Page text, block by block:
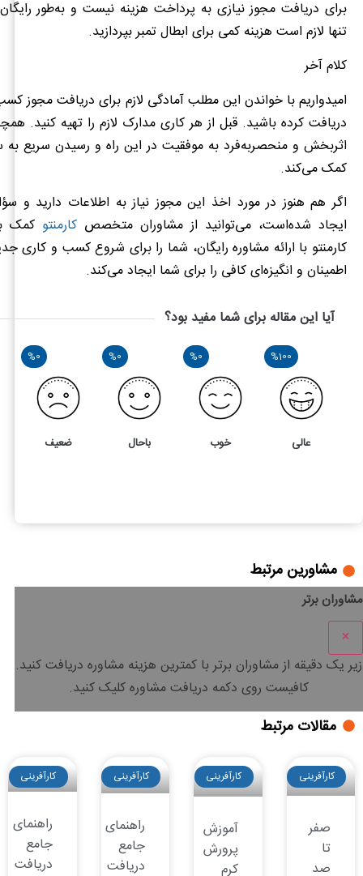
برای دریافت مجوز نیازی به پرداخت هزینه نیست و به‌طور
تنها لازم است هزینه کمی برای ابطال تمبر بپردازید.
کلام آخر
امیدواریم با خواندن این مطلب آمادگی لازم برای دریافت مجوز
دریافت کرده باشید. قبل از هر کاری مدارک لازم را تهیه کنید.
اثربخش و منحصربه‌فرد به موفقیت در این راه و رسیدن سریع به
کمک می‌کند.
اگر هم هنوز در مورد اخذ این مجوز نیاز به اطلاعات دارید و
ایجاد شده‌است، می‌توانید از مشاوران متخصص کارمنتو کمک
کارمنتو با ارائه مشاوره رایگان، شما را برای شروع کسب و کاری
اطمینان و انگیزه‌ای کافی را برای شما ایجاد می‌کند.
آیا این مقاله برای شما مفید بود؟
%100
عالی
%0
خوب
%0
باحال
%0
ضعیف
مشاورین مرتبط
مشاوران برتر
×
زیر یک دقیقه از مشاوران برتر باکمترین هزینه مشاوره دریافت کنید.
کافیست روی دکمه دریافت مشاوره کلیک کنید.
مقالات مرتبط
کارآفرینی
صفر
تا
صد
کارآفرینی
آموزش
پرورش
کرم
کارآفرینی
راهنمای
جامع
دریافت
کارآفرینی
راهنمای
جامع
دریافت